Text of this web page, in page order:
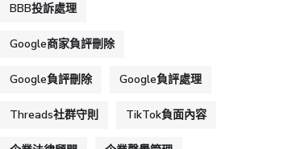
BBB投訴處理
Google商家負評刪除
Google負評刪除 Google負評處理
Threads社群守則 TikTok負面內容